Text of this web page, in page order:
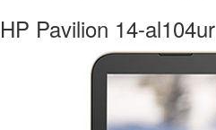
HP Pavilion 14-al104ur